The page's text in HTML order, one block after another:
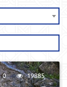
0 19885